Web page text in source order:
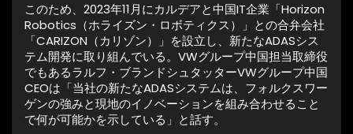
このため、2023年11月にカルデアと中国IT企業「Horizon
Robotics（ホライズン・ロボティクス）」との合弁会社
「CARIZON（カリゾン）」を設立し、新たなADASシス
テム開発に取り組んでいる。VWグループ中国担当取締役
でもあるラルフ・ブランドシュタッターVWグループ中国
CEOは「当社の新たなADASシステムは、フォルクスワー
ゲンの強みと現地のイノベーションを組み合わせること
で何が可能かを示している」と話す。